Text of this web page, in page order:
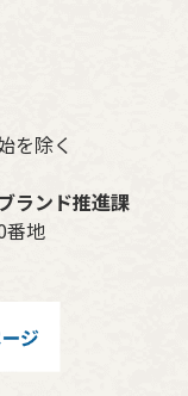
を除く
ランド推進課
番地